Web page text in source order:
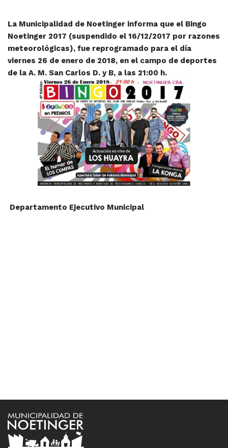
La Municipalidad de Noetinger informa que el Bingo
Noetinger 2017 (suspendido el 16/12/2017 por razones
meteorológicas), fue reprogramado para el día
viernes 26 de enero de 2018, en el campo de deportes
de la A. M. San Carlos D. y B, a las 21:00 h.
Departamento Ejecutivo Municipal